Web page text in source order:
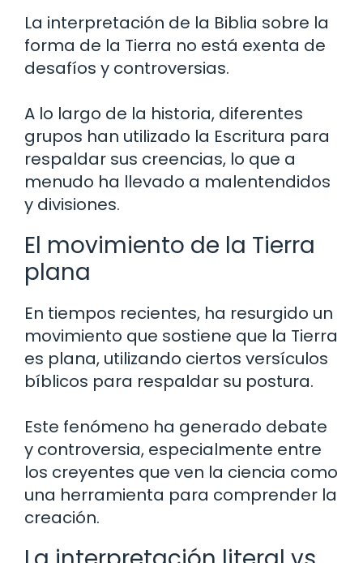
La interpretación de la Biblia sobre la
forma de la Tierra no está exenta de
desafíos y controversias.
A lo largo de la historia, diferentes
grupos han utilizado la Escritura para
respaldar sus creencias, lo que a
menudo ha llevado a malentendidos
y divisiones.
El movimiento de la Tierra
plana
En tiempos recientes, ha resurgido un
movimiento que sostiene que la Tierra
es plana, utilizando ciertos versículos
bíblicos para respaldar su postura.
Este fenómeno ha generado debate
y controversia, especialmente entre
los creyentes que ven la ciencia como
una herramienta para comprender la
creación.